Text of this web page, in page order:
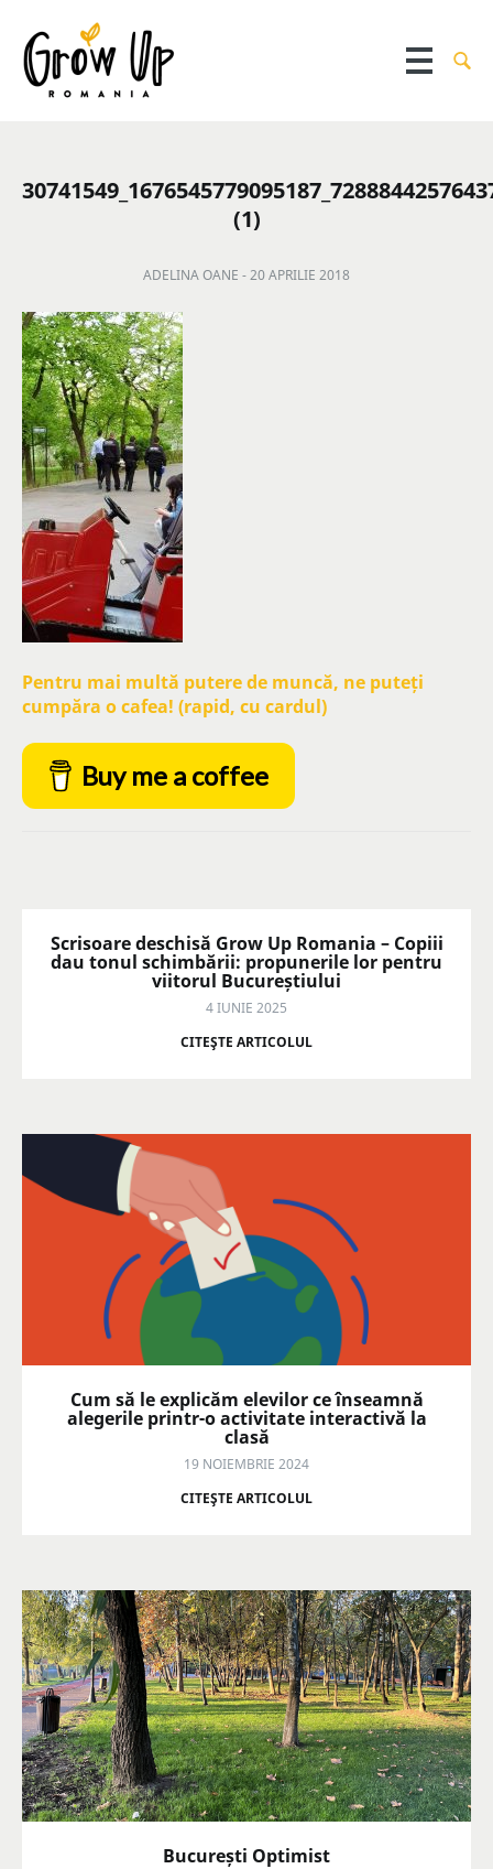
(1)
ADELINA OANE -20 APRILIE 2018
Pentru mai multă putere de muncă, ne puteți
cumpăra o cafea! (rapid, cu cardul)
Buy me a coffee
Scrisoare deschisă Grow Up Romania – Copiii
dau tonul schimbării: propunerile lor pentru
viitorul Bucureștiului
4 IUNIE 2025
CITEŞTE ARTICOLUL
Cum să le explicăm elevilor ce înseamnă
alegerile printr-o activitate interactivă la
clasă
19 NOIEMBRIE 2024
CITEŞTE ARTICOLUL
București Optimist